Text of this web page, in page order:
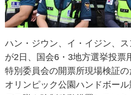
ハン・ジウン、イ・イジン、
が2日、国会6・3地方選挙投票
特別委員会の開票所現場検証
オリンピック公園ハンドボー